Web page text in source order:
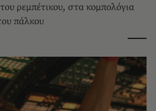
ρεμπέτικου, στα κομπολόγια
πάλκου